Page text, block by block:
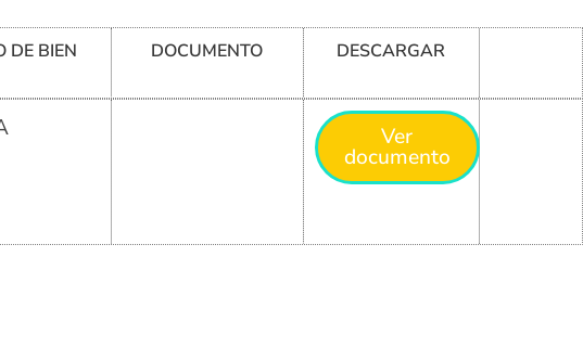
DE BIEN DOCUMENTO DESCARGAR
Ver
documento